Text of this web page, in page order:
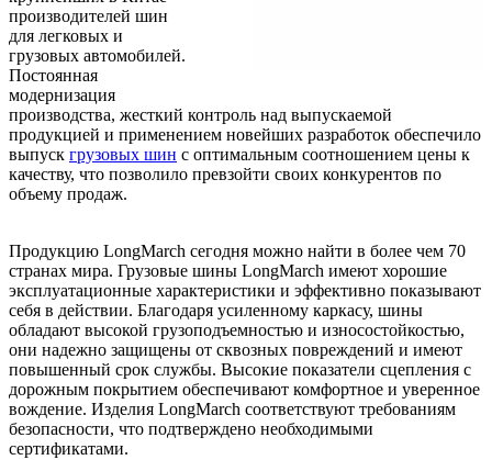
производителей шин
для легковых и
грузовых автомобилей.
Постоянная
модернизация
производства, жесткий контроль над выпускаемой
продукцией и применением новейших разработок обеспечило
выпуск грузовых шин с оптимальным соотношением цены к
качеству, что позволило превзойти своих конкурентов по
объему продаж.
Продукцию LongMarch сегодня можно найти в более чем 70
странах мира. Грузовые шины LongMarch имеют хорошие
эксплуатационные характеристики и эффективно показывают
себя в действии. Благодаря усиленному каркасу, шины
обладают высокой грузоподъемностью и износостойкостью,
они надежно защищены от сквозных повреждений и имеют
повышенный срок службы. Высокие показатели сцепления с
дорожным покрытием обеспечивают комфортное и уверенное
вождение. Изделия LongMarch соответствуют требованиям
безопасности, что подтверждено необходимыми
сертификатами.